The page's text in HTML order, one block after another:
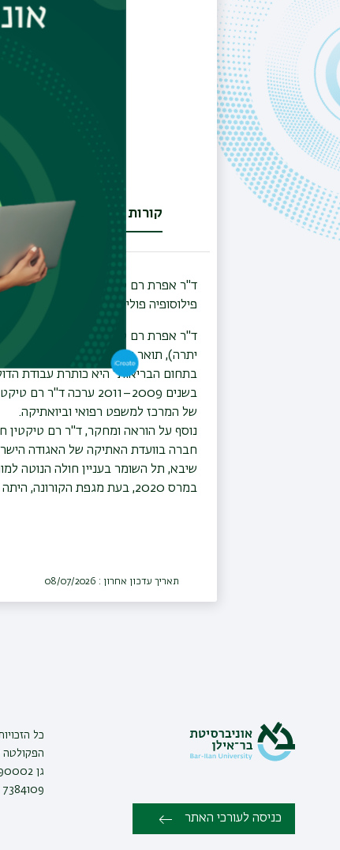
קורות חיים
(לשונית
פעילה)
פילוסופיה פוליטית, פילוסופיה של
ד"ר אפרת רם טיקטין השלימה תארים
יתרה), תואר שני בפילוסופיה במגמת
בתחום הבריאות" היא כותרת עבודת
בשנים 2009–2011
של המרכז למשפט רפואי וביואתיקה.
חברה בוועדת האתיקה של האגודה
שיבא, תל השומר בעניין חולה הנוטה
במרס 2020, בעת מגפת הקורונה, היתה ד"ר רם טיקטין שותפה בצוות לתעדוף הקצאת מכשירי הנשמה למטופלים.
תאריך עדכון אחרון : 08/07/2026
כניסה לעורכי האתר
כל
הפקולטה
7384109 |